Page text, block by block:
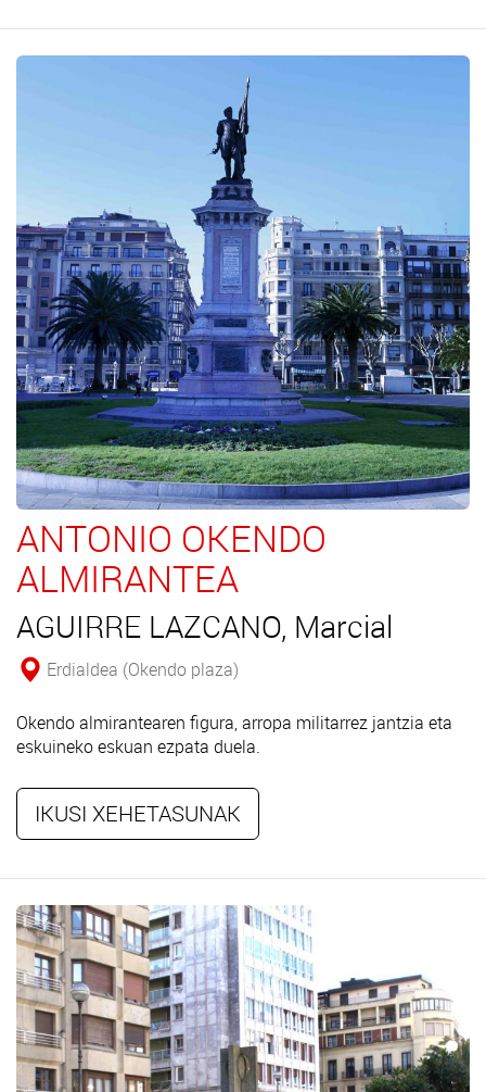
ANTONIO OKENDO
ALMIRANTEA
AGUIRRE LAZCANO, Marcial
Erdialdea (Okendo plaza)
Okendo almirantearen figura, arropa militarrez jantzia eta
eskuineko eskuan ezpata duela.
IKUSI XEHETASUNAK